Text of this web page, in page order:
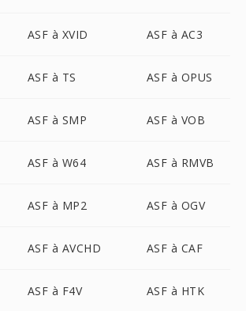
ASF à XVID ASF à AC3
ASF à TS ASF à OPUS
ASF à SMP ASF à VOB
ASF à W64 ASF à RMVB
ASF à MP2 ASF à OGV
ASF à AVCHD ASF à CAF
ASF à F4V ASF à HTK